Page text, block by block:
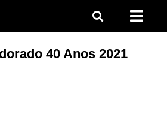
40 Anos 2021